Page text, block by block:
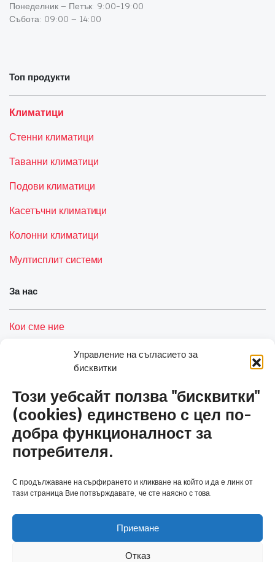
Управление на съгласието за
бисквитки
Този уебсайт ползва "бисквитки"
(cookies) единствено с цел по-
добра функционалност за
потребителя.
С продължаване на сърфирането и кликване на който и да е линк от
тази страница Вие потвърждавате, че сте наясно с това.
Приемане
Отказ
Понеделник – Петък: 9:00-19:00
Събота: 09:00 – 14:00
Топ продукти
Климатици
Стенни климатици
Таванни климатици
Подови климатици
Касетъчни климатици
Колонни климатици
Мултисплит системи
За нас
Кои сме ние
Полезни връзки
Общи условия и политика за сигурност
Количка